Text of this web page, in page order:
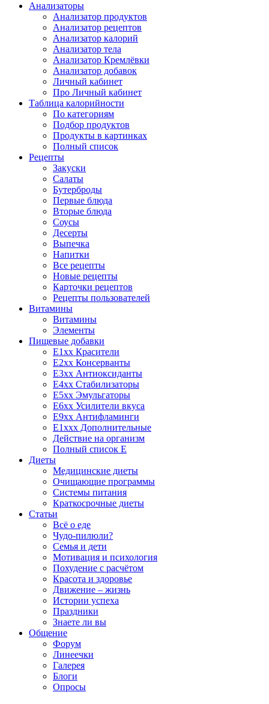
Анализаторы
Анализатор продуктов
Анализатор рецептов
Анализатор калорий
Анализатор тела
Анализатор Кремлёвки
Анализатор добавок
Личный кабинет
Про Личный кабинет
Таблица калорийности
По категориям
Подбор продуктов
Продукты в картинках
Полный список
Рецепты
Закуски
Салаты
Бутерброды
Первые блюда
Вторые блюда
Соусы
Десерты
Выпечка
Напитки
Все рецепты
Новые рецепты
Карточки рецептов
Рецепты пользователей
Витамины
Витамины
Элементы
Пищевые добавки
E1xx Красители
E2xx Консерванты
E3xx Антиоксиданты
E4xx Стабилизаторы
E5xx Эмульгаторы
E6xx Усилители вкуса
E9xx Антифламинги
E1xxx Дополнительные
Действие на организм
Полный список E
Диеты
Медицинские диеты
Очищающие программы
Системы питания
Краткосрочные диеты
Статьи
Всё о еде
Чудо-пилюли?
Семья и дети
Мотивация и психология
Похудение с расчётом
Красота и здоровье
Движение – жизнь
Истории успеха
Праздники
Знаете ли вы
Общение
Форум
Линеечки
Галерея
Блоги
Опросы